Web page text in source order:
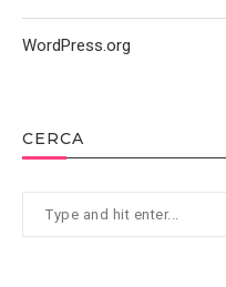
CERCA
WordPress.org